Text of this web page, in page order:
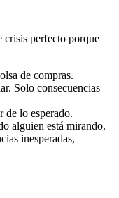
crisis perfecto porque
de compras.
Solo consecuencias
de lo esperado.
alguien está mirando.
inesperadas,